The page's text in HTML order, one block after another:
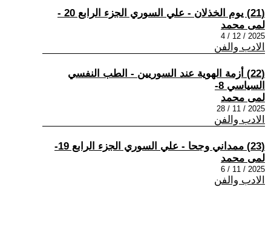
(21) يوم الخذلان - علي السوري الجزء الرابع 20 -
لمى محمد
2025 / 12 / 4
الادب والفن
(22) أزمة الهوية عند السوريين - الطب النفسي
السياسي 8-
لمى محمد
2025 / 11 / 28
الادب والفن
(23) ممداني وجحا - علي السوري الجزء الرابع 19-
لمى محمد
2025 / 11 / 6
الادب والفن